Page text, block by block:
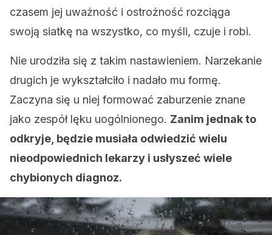
czasem jej uważność i ostrożność rozciąga
swoją siatkę na wszystko, co myśli, czuje i robi.
Nie urodziła się z takim nastawieniem. Narzekanie
drugich je wykształciło i nadało mu formę.
Zaczyna się u niej formować zaburzenie znane
jako zespół lęku uogólnionego. Zanim jednak to
odkryje, będzie musiała odwiedzić wielu
nieodpowiednich lekarzy i usłyszeć wiele
chybionych diagnoz.